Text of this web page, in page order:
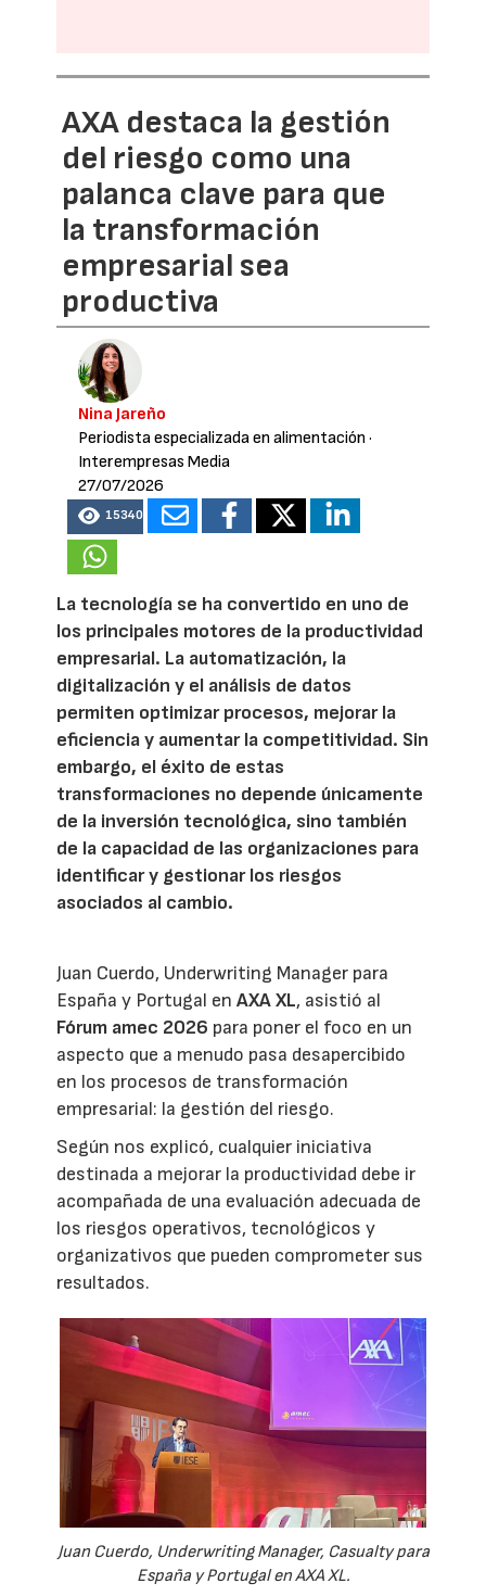
AXA destaca la gestión
del riesgo como una
palanca clave para que
la transformación
empresarial sea
productiva
Nina Jareño
Periodista especializada en alimentación ·
Interempresas Media
27/07/2026
15340
La tecnología se ha convertido en uno de
los principales motores de la productividad
empresarial. La automatización, la
digitalización y el análisis de datos
permiten optimizar procesos, mejorar la
eficiencia y aumentar la competitividad. Sin
embargo, el éxito de estas
transformaciones no depende únicamente
de la inversión tecnológica, sino también
de la capacidad de las organizaciones para
identificar y gestionar los riesgos
asociados al cambio.
Juan Cuerdo, Underwriting Manager para
España y Portugal enAXA XL, asistió al
Fórum amec 2026 para poner el foco en un
aspecto que a menudo pasa desapercibido
en los procesos de transformación
empresarial: la gestión del riesgo.
Según nos explicó, cualquier iniciativa
destinada a mejorar la productividad debe ir
acompañada de una evaluación adecuada de
los riesgos operativos, tecnológicos y
organizativos que pueden comprometer sus
resultados.
Juan Cuerdo, Underwriting Manager, Casualty para
España y Portugal en AXA XL.